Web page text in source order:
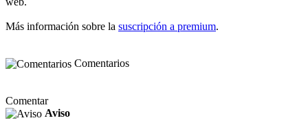
Más información sobre la suscripción a premium.
Comentarios
Comentar
Aviso